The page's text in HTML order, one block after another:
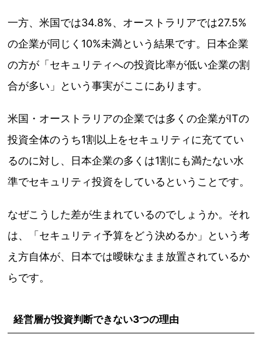
一方、米国では34.8%、オーストラリアでは27.5%
の企業が同じく10%未満という結果です。日本企業
の方が「セキュリティへの投資比率が低い企業の割
合が多い」という事実がここにあります。
米国・オーストラリアの企業では多くの企業がITの
投資全体のうち1割以上をセキュリティに充ててい
るのに対し、日本企業の多くは1割にも満たない水
準でセキュリティ投資をしているということです。
なぜこうした差が生まれているのでしょうか。それ
は、「セキュリティ予算をどう決めるか」という考
え方自体が、日本では曖昧なまま放置されているか
らです。
経営層が投資判断できない3つの理由